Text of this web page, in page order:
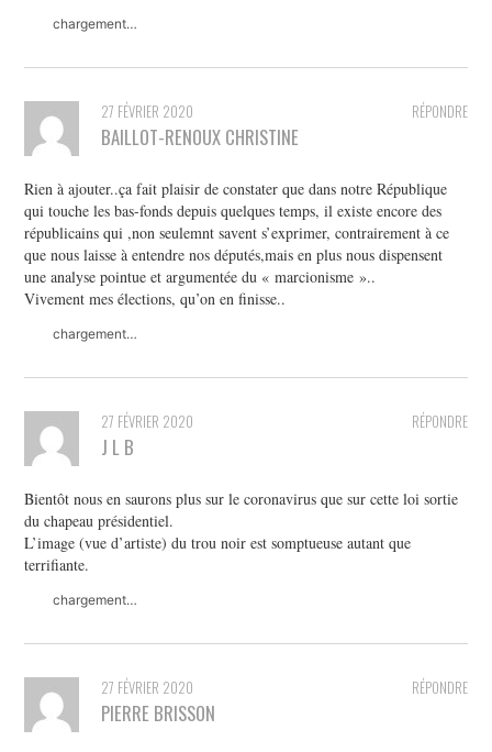
chargement…
RÉPONDRE
27 FÉVRIER 2020
BAILLOT-RENOUX CHRISTINE
Rien à ajouter..ça fait plaisir de constater que dans notre République
qui touche les bas-fonds depuis quelques temps, il existe encore des
républicains qui ,non seulemnt savent s’exprimer, contrairement à ce
que nous laisse à entendre nos députés,mais en plus nous dispensent
une analyse pointue et argumentée du « marcionisme »..
Vivement mes élections, qu’on en finisse..
chargement…
RÉPONDRE
27 FÉVRIER 2020
J L B
Bientôt nous en saurons plus sur le coronavirus que sur cette loi sortie
du chapeau présidentiel.
L’image (vue d’artiste) du trou noir est somptueuse autant que
terrifiante.
chargement…
RÉPONDRE
27 FÉVRIER 2020
PIERRE BRISSON